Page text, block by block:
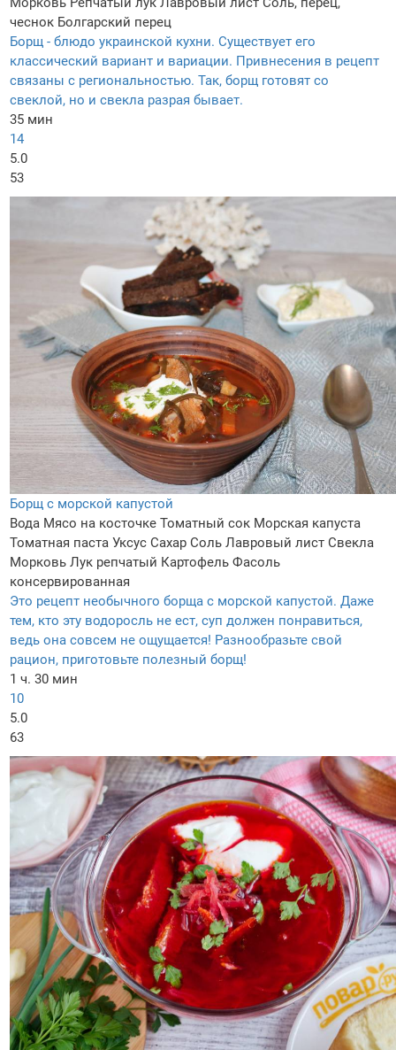
чеснок Болгарский перец
Борщ - блюдо украинской кухни. Существует его
классический вариант и вариации. Привнесения в рецепт
связаны с региональностью. Так, борщ готовят со
свеклой, но и свекла разрая бывает.
35 мин
14
5.0
53
Борщ с морской капустой
Вода Мясо на косточке Томатный сок Морская капуста
Томатная паста Уксус Сахар Соль Лавровый лист Свекла
Морковь Лук репчатый Картофель Фасоль
консервированная
Это рецепт необычного борща с морской капустой. Даже
тем, кто эту водоросль не ест, суп должен понравиться,
ведь она совсем не ощущается! Разнообразьте свой
рацион, приготовьте полезный борщ!
1 ч. 30 мин
10
5.0
63